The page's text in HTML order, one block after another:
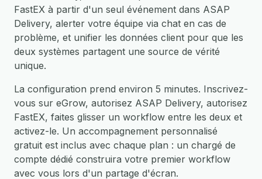
FastEX à partir d'un seul événement dans ASAP
Delivery, alerter votre équipe via chat en cas de
problème, et unifier les données client pour que les
deux systèmes partagent une source de vérité
unique.
La configuration prend environ 5 minutes. Inscrivez-
vous sur eGrow, autorisez ASAP Delivery, autorisez
FastEX, faites glisser un workflow entre les deux et
activez-le. Un accompagnement personnalisé
gratuit est inclus avec chaque plan : un chargé de
compte dédié construira votre premier workflow
avec vous lors d'un partage d'écran.